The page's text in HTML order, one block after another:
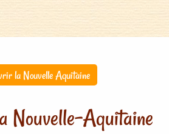
la Nouvelle Aquitaine
Nouvelle-Aquitaine